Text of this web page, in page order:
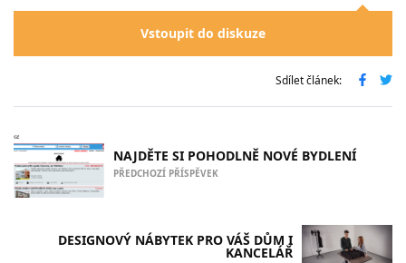
Vstoupit do diskuze
Sdílet článek:
NAJDĚTE SI POHODLNĚ NOVÉ BYDLENÍ
PŘEDCHOZÍ PŘÍSPĚVEK
DESIGNOVÝ NÁBYTEK PRO VÁŠ DŮM I
KANCELÁŘ